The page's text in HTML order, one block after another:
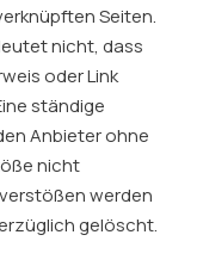
Seiten.
nicht, dass
oder Link
ständige
Anbieter ohne
nicht
werden
gelöscht.